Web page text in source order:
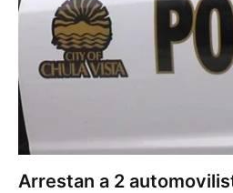
Arrestan a 2